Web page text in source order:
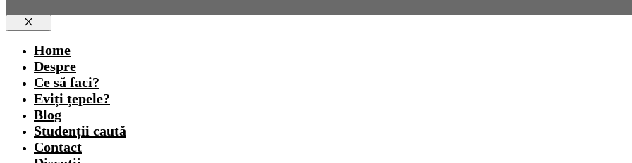
Close
Home
Despre
Ce să faci?
Eviți țepele?
Blog
Studenții caută
Contact